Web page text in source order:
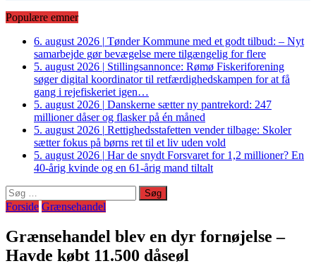
Populære emner
6. august 2026 | Tønder Kommune med et godt tilbud: – Nyt
samarbejde gør bevægelse mere tilgængelig for flere
5. august 2026 | Stillingsannonce: Rømø Fiskeriforening
søger digital koordinator til retfærdighedskampen for at få
gang i rejefiskeriet igen…
5. august 2026 | Danskerne sætter ny pantrekord: 247
millioner dåser og flasker på én måned
5. august 2026 | Rettighedsstafetten vender tilbage: Skoler
sætter fokus på børns ret til et liv uden vold
5. august 2026 | Har de snydt Forsvaret for 1,2 millioner? En
40-årig kvinde og en 61-årig mand tiltalt
Søg
efter:
Forside Grænsehandel
Grænsehandel blev en dyr fornøjelse –
Havde købt 11.500 dåseøl